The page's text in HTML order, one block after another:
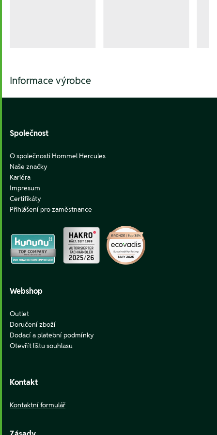
Informace výrobce
Footer
Společnost
O společnosti Hommel Hercules
Naše značky
Kariéra
Impresum
Certifikáty
Přihlášení pro zaměstnance
Webshop
Outlet
Doručení zboží
Dodací a platební podmínky
Otevřít lištu souhlasu
Kontakt
Kontaktní formulář